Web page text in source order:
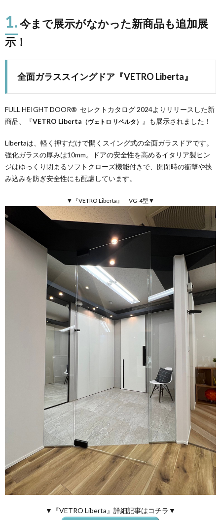
1.今まで展示がなかった新商品も追加展
示！
全面ガラススイングドア『VETRO Liberta 』
FULL HEIGHT DOOR® セレクトカタログ 2024よりリリースした新
商品、『VETRO Liberta （ヴェトロ リベルタ） 』も展示されました！
Libertaは、軽く押すだけで開くスイング式の全面ガラスドアです。
強化ガラスの厚みは10mm。ドアの安全性を高めるイタリア製ヒン
ジはゆっくり閉まるソフトクローズ機能付きで、開閉時の衝撃や挟
み込みを防ぎ安全性にも配慮しています。
▼『VETRO Liberta』 VG-4型▼
▼『VETRO Liberta』詳細記事はコチラ▼